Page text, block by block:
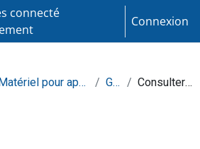
la saisie de recherche
connecté
Connexion
Matériel pour apprendre de façon autonome Glossaire Consulter alphabétiquement